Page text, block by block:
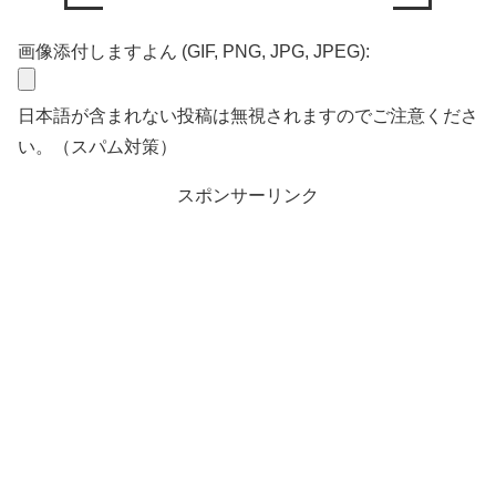
画像添付しますよん (GIF, PNG, JPG, JPEG):
日本語が含まれない投稿は無視されますのでご注意くださ
い。（スパム対策）
スポンサーリンク